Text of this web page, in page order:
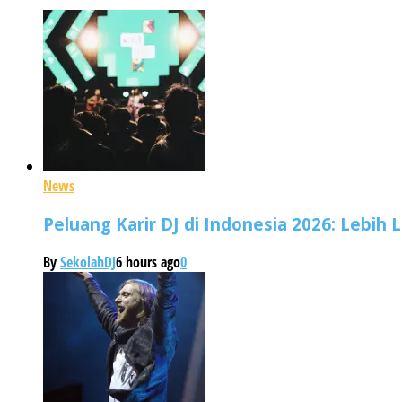
News
Peluang Karir DJ di Indonesia 2026: Lebih
BySekolahDJ6 hours ago0